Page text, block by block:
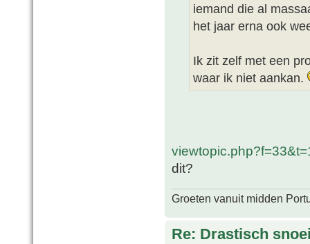
iemand die al
het jaar erna ook
Ik zit zelf met een
waar ik niet aankan.
dit?
Groeten vanuit midden
Re: Drastisch